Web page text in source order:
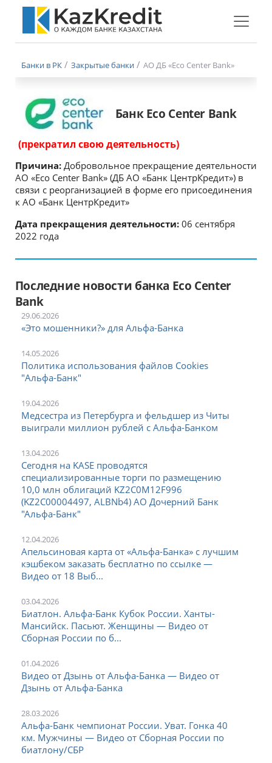
Меню
Банки в РК Закрытые банки АО ДБ «Есо Center Bank»
Банк Есо Center Bank
(прекратил свою деятельность)
Причина: Добровольное прекращение деятельности
АО «Eco Center Bank» (ДБ АО «Банк ЦентрКредит») в
связи с реорганизацией в форме его присоединения
к АО «Банк ЦентрКредит»
Дата прекращения деятельности: 06 сентября
2022 года
Последние новости банка Есо Center
Bank
29.06.2026
«Это мошенники?» для Альфа-Банка
14.05.2026
Политика использования файлов Cookies
"Альфа-Банк"
19.04.2026
Медсестра из Петербурга и фельдшер из Читы
выиграли миллион рублей с Альфа-Банком
13.04.2026
Сегодня на KASE проводятся
специализированные торги по размещению
10,0 млн облигаций KZ2C0M12F996
(KZ2C00004497, ALBNb4) АО Дочерний Банк
"Альфа-Банк"
12.04.2026
Апельсиновая карта от «Альфа-Банка» с лучшим
кэшбеком заказать бесплатно по ссылке —
Видео от 18 Выб...
03.04.2026
Биатлон. Альфа-Банк Кубок России. Ханты-
Мансийск. Пасьют. Женщины — Видео от
Сборная России по б...
01.04.2026
Видео от Дзынь от Альфа-Банка — Видео от
Дзынь от Альфа-Банка
28.03.2026
Альфа-Банк чемпионат России. Уват. Гонка 40
км. Мужчины — Видео от Сборная России по
биатлону/СБР